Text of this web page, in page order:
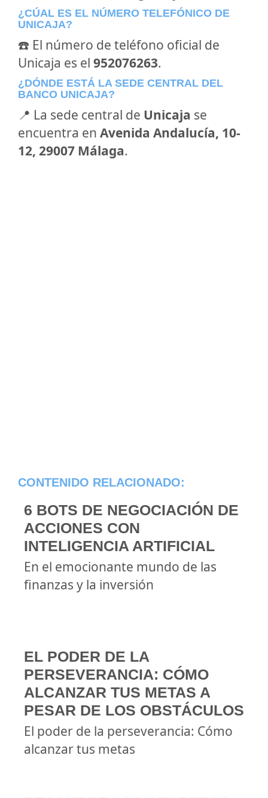
¿CÚAL ES EL NÚMERO TELEFÓNICO DE
UNICAJA?
☎️ El número de teléfono oficial de
Unicaja es el 952076263.
¿DÓNDE ESTÁ LA SEDE CENTRAL DEL
BANCO UNICAJA?
📍 La sede central de Unicaja se
encuentra en Avenida Andalucía, 10-
12, 29007 Málaga.
CONTENIDO RELACIONADO:
6 BOTS DE NEGOCIACIÓN DE
ACCIONES CON
INTELIGENCIA ARTIFICIAL
En el emocionante mundo de las
finanzas y la inversión
EL PODER DE LA
PERSEVERANCIA: CÓMO
ALCANZAR TUS METAS A
PESAR DE LOS OBSTÁCULOS
El poder de la perseverancia: Cómo
alcanzar tus metas